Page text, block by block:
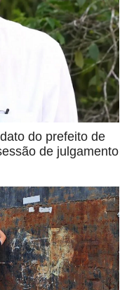
do prefeito de
de julgamento